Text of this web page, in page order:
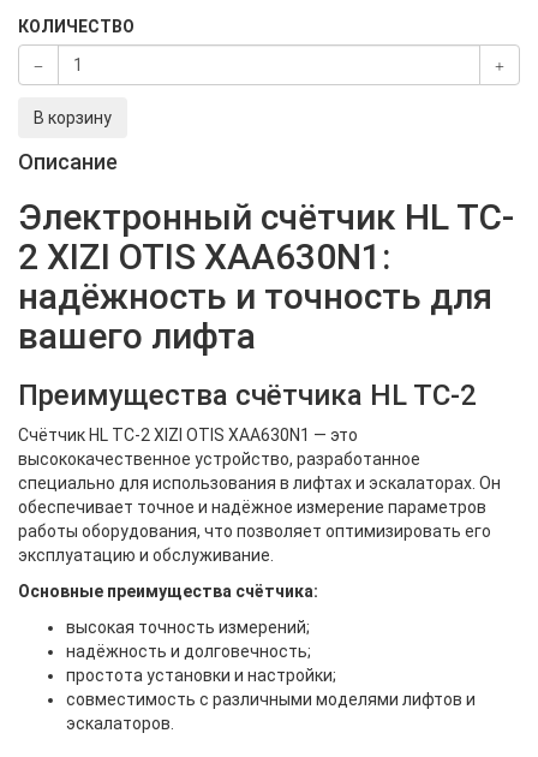
КОЛИЧЕСТВО
В корзину
Описание
Электронный счётчик HL TC-
2 XIZI OTIS XAA630N1:
надёжность и точность для
вашего лифта
Преимущества счётчика HL TC-2
Счётчик HL TC-2 XIZI OTIS XAA630N1 — это
высококачественное устройство, разработанное
специально для использования в лифтах и эскалаторах. Он
обеспечивает точное и надёжное измерение параметров
работы оборудования, что позволяет оптимизировать его
эксплуатацию и обслуживание.
Основные преимущества счётчика:
высокая точность измерений;
надёжность и долговечность;
простота установки и настройки;
совместимость с различными моделями лифтов и
эскалаторов.